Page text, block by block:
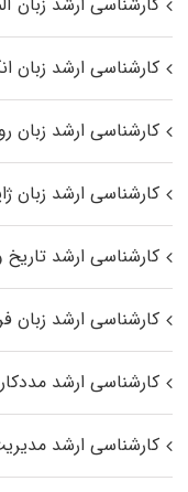
کارشناسی ارشد زبان
کارشناسی ارشد زبان
کارشناسی ارشد زبان
کارشناسی ارشد
کارشناسی ارشد زبان
کارشناسی ارشد
کارشناسی ارشد